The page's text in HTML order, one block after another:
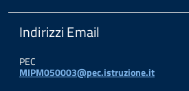
Indirizzi Email
PEC
MIPM050003@pec.istruzione.it